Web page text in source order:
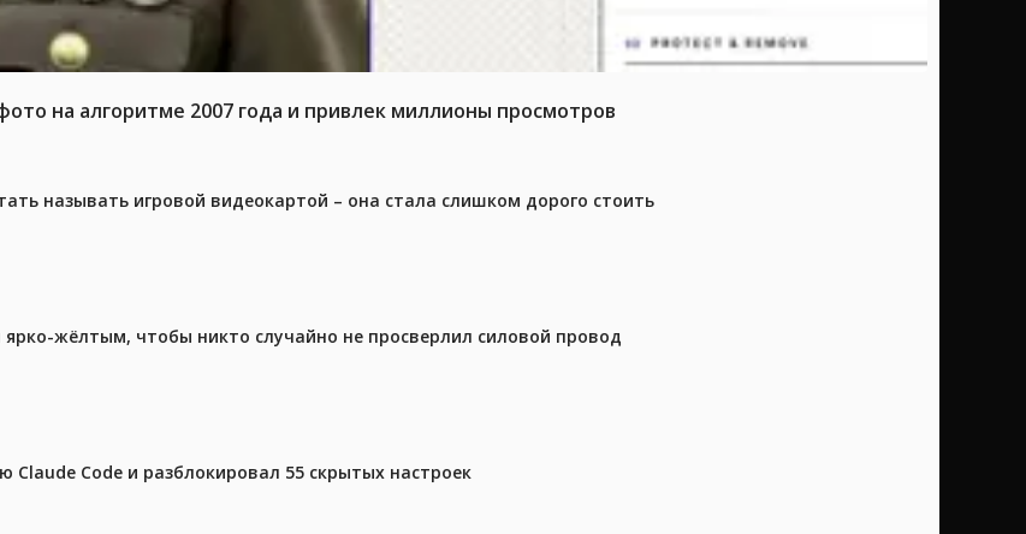
на алгоритме 2007 года и привлек миллионы просмотров
называть игровой видеокартой – она стала слишком дорого стоить
жёлтым, чтобы никто случайно не просверлил силовой провод
Claude Code и разблокировал 55 скрытых настроек